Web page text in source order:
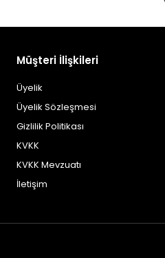
Müşteri İlişkileri
Üyelik
Üyelik Sözleşmesi
Gizlilik Politikası
KVKK
KVKK Mevzuatı
İletişim